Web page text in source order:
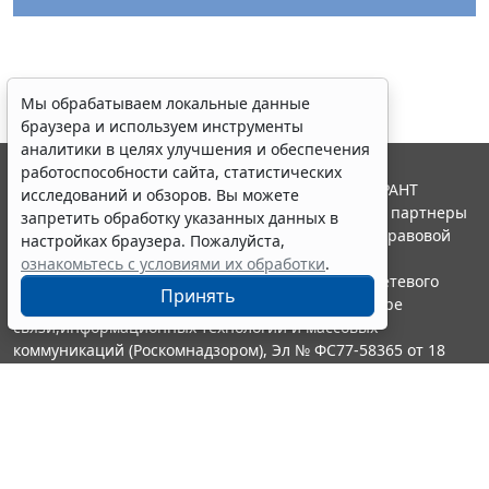
Мы обрабатываем локальные данные
браузера и используем инструменты
аналитики в целях улучшения и обеспечения
работоспособности сайта, статистических
исследований и обзоров. Вы можете
запретить обработку указанных данных в
настройках браузера. Пожалуйста,
ознакомьтесь с условиями их обработки.
Принять
© ООО "НПП "ГАРАНТ-СЕРВИС", 2026. Система ГАРАНТ
выпускается с 1990 года. Компания "Гарант" и ее партнеры
являются участниками Российской ассоциации правовой
информации ГАРАНТ.
Портал ГАРАНТ.РУ зарегистрирован в качестве сетевого
издания Федеральной службой по надзору в сфере
связи,информационных технологий и массовых
коммуникаций (Роскомнадзором), Эл № ФС77-58365 от 18